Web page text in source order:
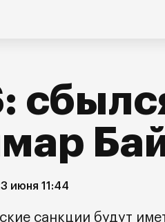
июня 11:44
санкции будут